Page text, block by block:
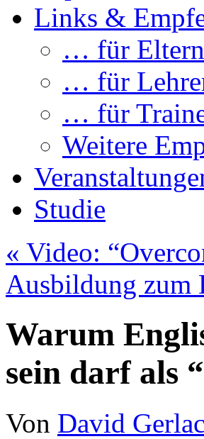
Links &
… für Eltern
… für
… für
Weitere
Studie
« Video:
Ausbildung zum
Warum
sein darf als
Von David